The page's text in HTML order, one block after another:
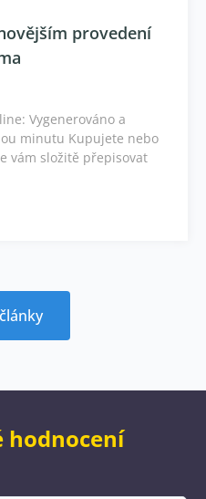
provedení
Vygenerováno a
minutu Kupujete nebo
vám složitě přepisovat
hodnocení